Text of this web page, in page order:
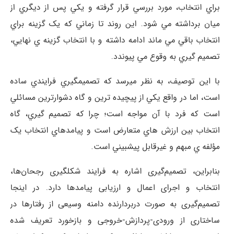
براي انتخاب، مورد بررسي قرار گرفته و يکي پس از ديگري از
ميان برداشته مي­ شود. اين روند تا زماني که يک گزينه براي
انتخاب باقي مي­ ماند ادامه داشته و با انتخاب گزينه ­ي نهايي،
تصميم­ گيري به وقوع مي­ پيوندد.
با اين توصيف، به نظر مي­رسد که تصميم­گيري فرايندي ساده
است، اما در واقع يکي از پيچيده ­ترين و گاه دشوارترين مسائلي
است که فرد با آن مواجه است؛ چرا که تصميم ­گيري، گاه
انتخاب بين ارزش­ هاي متعارض است و پيامدهاي انتخاب يک
مؤلفه­ ي مبهم و غيرقابل پيش­بيني است.
بنابراین، تصمیم‌گیری اشاره به فرایند شکل­گیری رجحان‌ها،
انتخاب و اجرای اعمال و ارزیابی پیامدها دارد. در اینجا
تصمیم‌گیری به صورت دربردارنده دامنه وسیعی از رفتارها در
ساختاری از ورودی-پردازش-خروجی و بازخورد تعریف شده